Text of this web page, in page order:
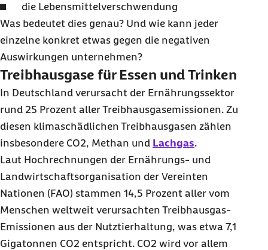
die Lebensmittelverschwendung
Was bedeutet dies genau? Und wie kann jeder
einzelne konkret etwas gegen die negativen
Auswirkungen unternehmen?
Treibhausgase für Essen und Trinken
In Deutschland verursacht der Ernährungssektor
rund 25 Prozent aller Treibhausgasemissionen. Zu
diesen klimaschädlichen Treibhausgasen zählen
insbesondere CO2, Methan und Lachgas.
Laut Hochrechnungen der Ernährungs- und
Landwirtschaftsorganisation der Vereinten
Nationen (FAO) stammen 14,5 Prozent aller vom
Menschen weltweit verursachten Treibhausgas-
Emissionen aus der Nutztierhaltung, was etwa 7,1
Gigatonnen CO2 entspricht. CO2 wird vor allem